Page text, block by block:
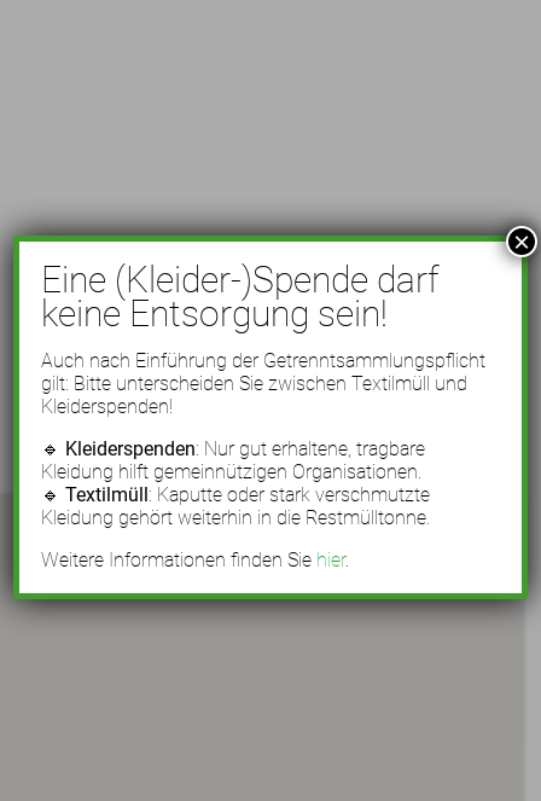
Eine (Kleider-)Spende darf
keine Entsorgung sein!
Auch nach Einführung der Getrenntsammlungspflicht
gilt: Bitte unterscheiden Sie zwischen Textilmüll und
Kleiderspenden!
🔹 Kleiderspenden: Nur gut erhaltene, tragbare
Kleidung hilft gemeinnützigen Organisationen.
🔹Textilmüll: Kaputte oder stark verschmutzte
Kleidung gehört weiterhin in die Restmülltonne.
Weitere Informationen finden Sie hier.
×